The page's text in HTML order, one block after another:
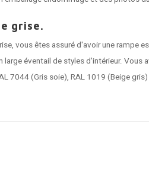
grise.
vous êtes assuré d'avoir une rampe
éventail de styles d'intérieur. Vous
7044 (Gris soie), RAL 1019 (Beige